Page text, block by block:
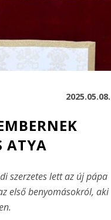
2025.05.08.
ATYA
szerzetes lett az új pápa
első benyomásokról, aki